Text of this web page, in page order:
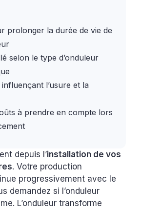
prolonger la durée de vie de
selon le type d’onduleur
l’usure et la
à prendre en compte lors
depuis l’installation de vos
. Votre production
progressivement avec le
demandez si l’onduleur
L’onduleur transforme